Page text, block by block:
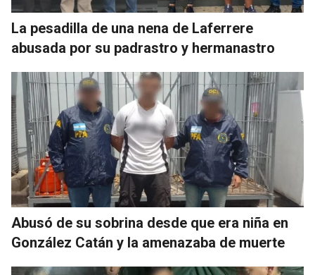
La pesadilla de una nena de Laferrere
abusada por su padrastro y hermanastro
Abusó de su sobrina desde que era niña en
González Catán y la amenazaba de muerte